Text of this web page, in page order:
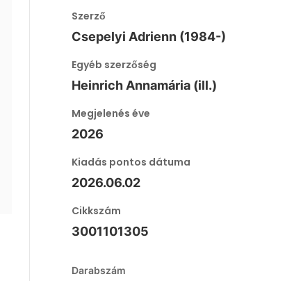
Szerző
Csepelyi Adrienn (1984-)
Egyéb szerzőség
Heinrich Annamária (ill.)
Megjelenés éve
2026
Kiadás pontos dátuma
2026.06.02
Cikkszám
3001101305
Darabszám